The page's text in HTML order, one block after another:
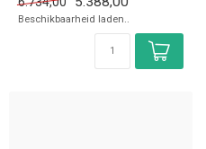
✓ Gas
Beschikbaarheid laden..